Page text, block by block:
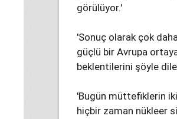
görülüyor.'
'Sonuç olarak çok
güçlü bir Avrupa
beklentilerini şöyle
'Bugün müttefiklerin
hiçbir zaman nükleer